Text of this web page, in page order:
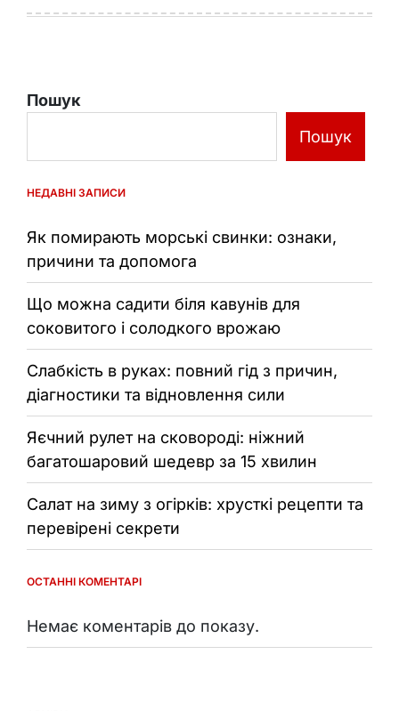
Пошук
Пошук
НЕДАВНІ ЗАПИСИ
Як помирають морські свинки: ознаки,
причини та допомога
Що можна садити біля кавунів для
соковитого і солодкого врожаю
Слабкість в руках: повний гід з причин,
діагностики та відновлення сили
Яєчний рулет на сковороді: ніжний
багатошаровий шедевр за 15 хвилин
Салат на зиму з огірків: хрусткі рецепти та
перевірені секрети
ОСТАННІ КОМЕНТАРІ
Немає коментарів до показу.